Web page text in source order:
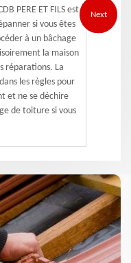
PERE ET FILS est
si vous êtes
à un bâchage
la maison
réparations. La
les règles pour
et ne se déchire
de toiture si vous
Next